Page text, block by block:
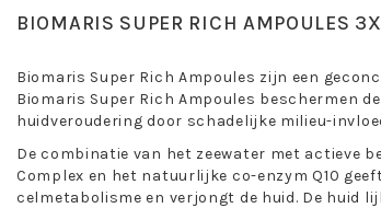
BIOMARIS SUPER RICH AMPOULES
Biomaris Super Rich Ampoules zijn een
Biomaris Super Rich Ampoules beschermen
huidveroudering door schadelijke milieu-
De combinatie van het zeewater met actieve
Complex en het natuurlijke co-enzym Q10
celmetabolisme en verjongt de huid. De huid